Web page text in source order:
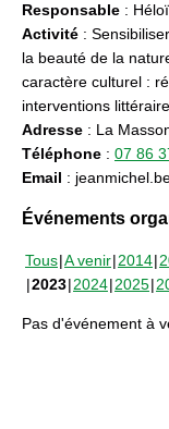
Responsable :
Activité :
la beauté de la
caractère culturel :
interventions
Adresse : La
Téléphone : 07 86
Email :
Événements
Tous A venir 2014
2023 2024 2025
Pas d'événement à